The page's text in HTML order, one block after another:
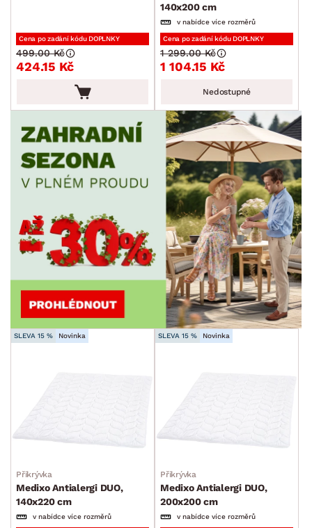
Cena po zadání kódu DOPLNKY
424.15 Kč
499.00 Kč
140x200 cm
v nabídce více rozměrů
Cena po zadání kódu DOPLNKY
1 104.15 Kč
1 299.00 Kč
Nedostupné
SLEVA 15 % Novinka
Přikrývka
Medixo Antialergi DUO,
140x220 cm
v nabídce více rozměrů
SLEVA 15 % Novinka
Přikrývka
Medixo Antialergi DUO,
200x200 cm
v nabídce více rozměrů